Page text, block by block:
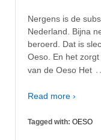
Nergens is de
Nederland. Bijna
beroerd. Dat is
Oeso. En het
van de Oeso Het
Read more ›
Tagged with: OESO